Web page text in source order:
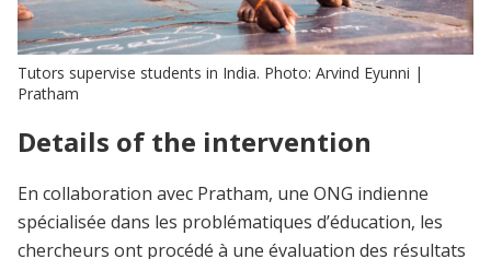
Tutors supervise students in India. Photo: Arvind Eyunni |
Pratham
Details of the intervention
En collaboration avec Pratham, une ONG indienne
spécialisée dans les problématiques d’éducation, les
chercheurs ont procédé à une évaluation des résultats